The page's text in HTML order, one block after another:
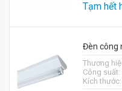
Tạm hết
Đèn công
Thương
Công suất:
Kích thước: